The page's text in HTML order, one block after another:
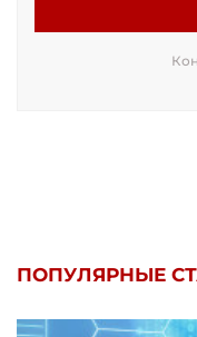
ПОПУЛЯРНЫЕ